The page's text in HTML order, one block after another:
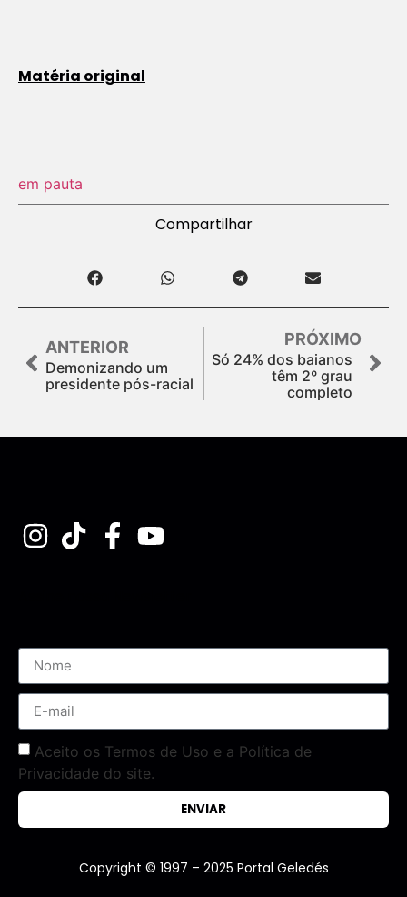
Matéria original
em pauta
Compartilhar
ANTERIOR
Demonizando um
presidente pós-racial
PRÓXIMO
Só 24% dos baianos
têm 2º grau
completo
Aceito os Termos de Uso e a Política de
Privacidade do site.
ENVIAR
Copyright © 1997 – 2025 Portal Geledés